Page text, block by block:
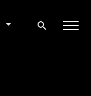
search